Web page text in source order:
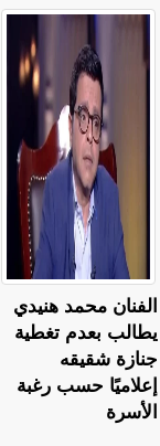
الفنان محمد هنيدي
يطالب بعدم تغطية
جنازة شقيقه
إعلاميًا حسب رغبة
الأسرة